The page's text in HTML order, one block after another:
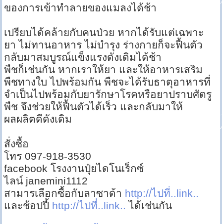
ของการเข้าทำลายของแมลงได้ช้า
เปรียบได้คล้ายกับคนป่วย หากได้รับแต่เฉพาะ
ยา ไม่ทานอาหาร ไม่บำรุง ร่างกายก็จะฟื้นตัว
กลับมาสมบูรณ์แข็งแรงดังเดิมได้ช้า
พืชก็เช่นกัน หากเราให้ยา และให้อาหารเสริม
พืชทางใบ ไปพร้อมกัน พืชจะได้รับธาตุอาหารที่
จำเป็นไปพร้อมกับยารักษาโรคหรือยาปราบศัตรู
พืช จึงช่วยให้ฟื้นตัวได้เร็ว และกลับมาให้
ผลผลิตดีดังเดิม
สั่งซื้อ
โทร 097-918-3530
facebook โรงงานปุ๋ยไดโนเร็กซ์
ไลน์ janemini1112
สามารเลือกซื้อกับลาซาด้า http://ไปที่..link..
และช้อปปี้ http://ไปที่..link.. ได้เช่นกัน